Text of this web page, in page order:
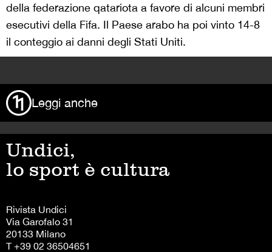
della federazione qatariota a favore di alcuni membri
esecutivi della Fifa. Il Paese arabo ha poi vinto 14-8
il conteggio ai danni degli Stati Uniti.
Leggi anche
Undici,
lo sport è cultura
Rivista Undici
Via Garofalo 31
20133 Milano
T +39 02 36504651